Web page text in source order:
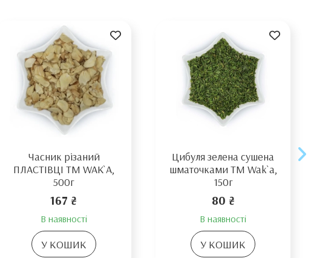
Часник різаний
ПЛАСТІВЦІ TM WAK`A,
500г
167 ₴
В наявності
У КОШИК
Цибуля зелена сушена
шматочками TM Wak`a,
150г
80 ₴
В наявності
У КОШИК